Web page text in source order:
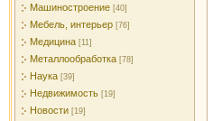
Машиностроение [40]
Мебель, интерьер [76]
Медицина [11]
Металлообработка [78]
Наука [39]
Недвижимость [19]
Новости [19]